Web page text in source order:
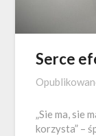
Serce
„Sie ma, sie
korzysta” –